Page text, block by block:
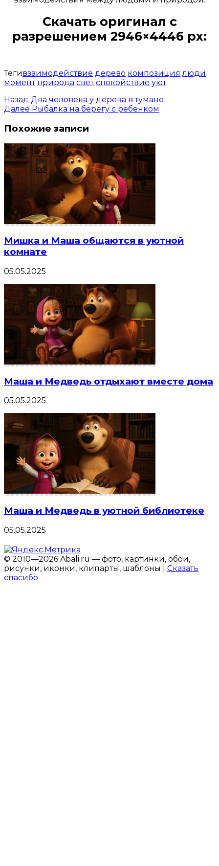
Скачать оригинал с
разрешением 2946×4446 px:
Тегивзаимодействие дерево композиция люди
момент природа свет спокойствие уют
Назад Два человека у дерева в тумане
Далее Рыбалка на берегу с ребенком
Похожие записи
Мишка и Маша общаются в уютной
комнате
05.05.2025
Маша и Медведь отдыхают вместе дома
05.05.2025
Маша и Медведь в уютной библиотеке
05.05.2025
© 2010—2026 Abali.ru — фото, картинки, обои,
рисунки, иконки, клипарты, шаблоны | Сказать
спасибо